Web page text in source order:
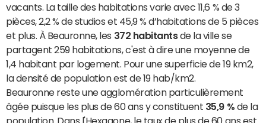
vacants. La taille des habitations varie avec 11,6 % de 3
pièces, 2,2 % de studios et 45,9 % d’habitations de 5 pièces
et plus. À Beauronne, les 372 habitantsde la ville se
partagent 259 habitations, c'est à dire une moyenne de
1,4 habitant par logement. Pour une superficie de 19 km2,
la densité de population est de 19 hab/km2.
Beauronne reste une agglomération particulièrement
âgée puisque les plus de 60 ans y constituent 35,9 % de la
population. Dans l'Hexagone, le taux de plus de 60 ans est